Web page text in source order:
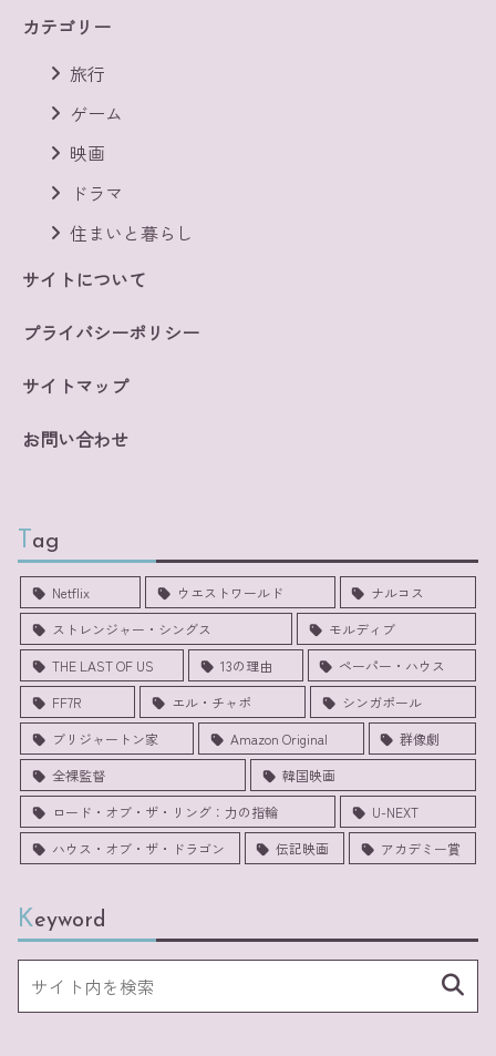
カテゴリー
旅行
ゲーム
映画
ドラマ
住まいと暮らし
サイトについて
プライバシーポリシー
サイトマップ
お問い合わせ
Tag
Netflix ウエストワールド
ナルコス
ストレンジャー・シングス
モルディブ
THE LAST OF US
13の理由
ペーパー・ハウス
FF7R
エル・チャポ
シンガポール
ブリジャートン家
Amazon Original
群像劇
全裸監督
韓国映画
ロード・オブ・ザ・リング：力の指輪
U-NEXT
ハウス・オブ・ザ・ドラゴン
伝記映画 アカデミー賞
Keyword